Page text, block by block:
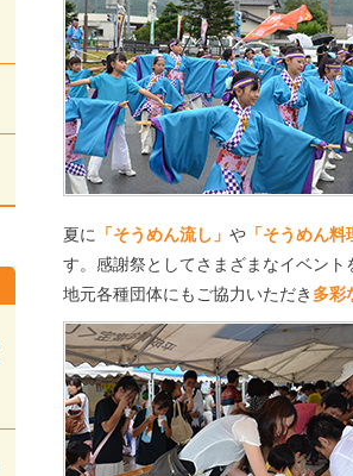
夏に 「そうめん流し」 や 「そうめん料
す。感謝祭としてさまざまなイベント
地元各種団体にもご協力いただき 多彩